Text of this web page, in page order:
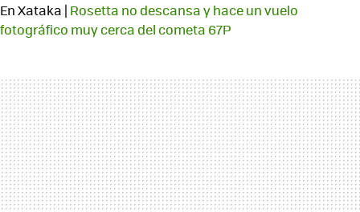
En Xataka | Rosetta no descansa y hace un vuelo
fotográfico muy cerca del cometa 67P